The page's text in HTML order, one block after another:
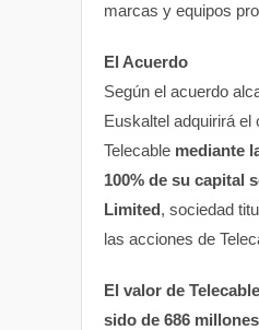
marcas y equipos
El Acuerdo
Según el acuerdo
Euskaltel adquirirá el
Telecable mediante
100% de su capital
Limited, sociedad
las acciones de
El valor de
sido de 686